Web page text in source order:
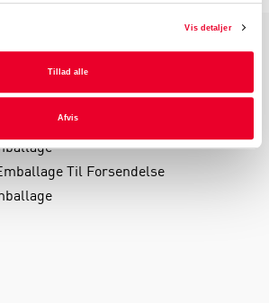
Vis detaljer
Tillad alle
Afvis
Til Forsendelse